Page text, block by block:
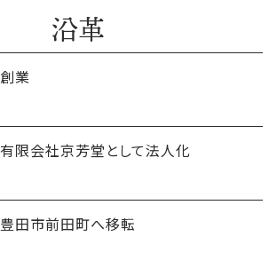
沿革
創業
有限会社京芳堂として法人化
豊田市前田町へ移転